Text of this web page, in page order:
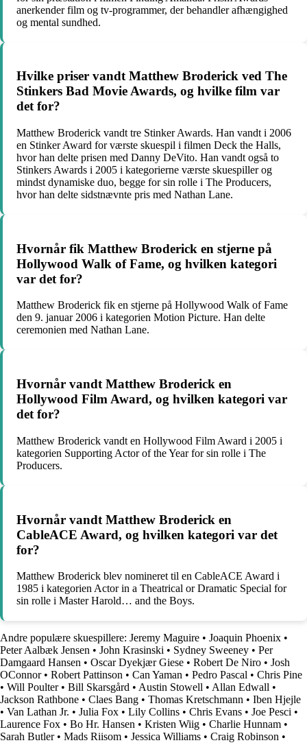
anerkender film og tv-programmer, der behandler afhængighed
og mental sundhed.
Hvilke priser vandt Matthew Broderick ved The
Stinkers Bad Movie Awards, og hvilke film var
det for?
Matthew Broderick vandt tre Stinker Awards. Han vandt i 2006
en Stinker Award for værste skuespil i filmen Deck the Halls,
hvor han delte prisen med Danny DeVito. Han vandt også to
Stinkers Awards i 2005 i kategorierne værste skuespiller og
mindst dynamiske duo, begge for sin rolle i The Producers,
hvor han delte sidstnævnte pris med Nathan Lane.
Hvornår fik Matthew Broderick en stjerne på
Hollywood Walk of Fame, og hvilken kategori
var det for?
Matthew Broderick fik en stjerne på Hollywood Walk of Fame
den 9. januar 2006 i kategorien Motion Picture. Han delte
ceremonien med Nathan Lane.
Hvornår vandt Matthew Broderick en
Hollywood Film Award, og hvilken kategori var
det for?
Matthew Broderick vandt en Hollywood Film Award i 2005 i
kategorien Supporting Actor of the Year for sin rolle i The
Producers.
Hvornår vandt Matthew Broderick en
CableACE Award, og hvilken kategori var det
for?
Matthew Broderick blev nomineret til en CableACE Award i
1985 i kategorien Actor in a Theatrical or Dramatic Special for
sin rolle i Master Harold… and the Boys.
Andre populære skuespillere: Jeremy Maguire • Joaquin Phoenix •
Peter Aalbæk Jensen • John Krasinski • Sydney Sweeney • Per
Damgaard Hansen • Oscar Dyekjær Giese • Robert De Niro • Josh
OConnor• Robert Pattinson • Can Yaman • Pedro Pascal • Chris Pine
• Will Poulter• Bill Skarsgård • Austin Stowell • Allan Edwall •
Jackson Rathbone • Claes Bang • Thomas Kretschmann • Iben Hjejle
• Van Lathan Jr. • Julia Fox • Lily Collins • Chris Evans • Joe Pesci •
Laurence Fox • Bo Hr. Hansen • Kristen Wiig • Charlie Hunnam •
Sarah Butler• Mads Riisom • Jessica Williams • Craig Robinson •